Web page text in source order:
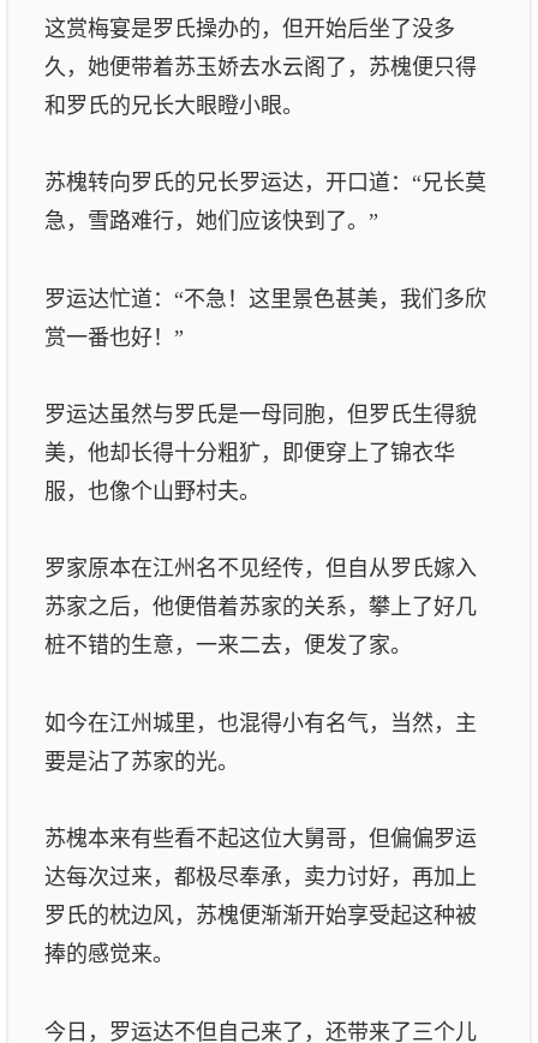
这赏梅宴是罗氏操办的，但开始后坐了没多
久，她便带着苏玉娇去水云阁了，苏槐便只得
和罗氏的兄长大眼瞪小眼。
苏槐转向罗氏的兄长罗运达，开口道：“兄长莫
急，雪路难行，她们应该快到了。”
罗运达忙道：“不急！这里景色甚美，我们多欣
赏一番也好！”
罗运达虽然与罗氏是一母同胞，但罗氏生得貌
美，他却长得十分粗犷，即便穿上了锦衣华
服，也像个山野村夫。
罗家原本在江州名不见经传，但自从罗氏嫁入
苏家之后，他便借着苏家的关系，攀上了好几
桩不错的生意，一来二去，便发了家。
如今在江州城里，也混得小有名气，当然，主
要是沾了苏家的光。
苏槐本来有些看不起这位大舅哥，但偏偏罗运
达每次过来，都极尽奉承，卖力讨好，再加上
罗氏的枕边风，苏槐便渐渐开始享受起这种被
捧的感觉来。
今日，罗运达不但自己来了，还带来了三个儿